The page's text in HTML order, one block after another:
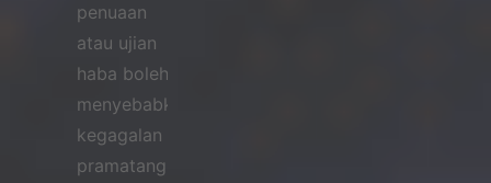
penuaan
atau ujian
haba boleh
menyebabkan
kegagalan
pramatang